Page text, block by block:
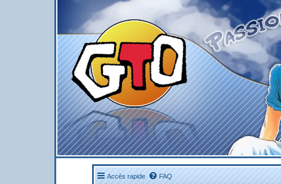
Accès rapide FAQ